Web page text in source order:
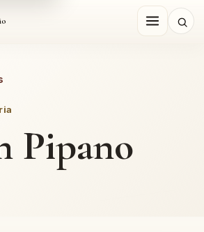
Pipano